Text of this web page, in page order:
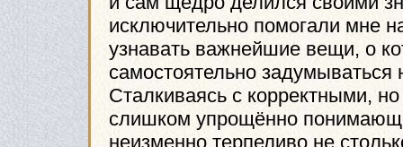
исключительно помогали мне
узнавать важнейшие вещи, о
самостоятельно
Сталкиваясь с корректными,
слишком упрощённо
неизменно терпеливо не